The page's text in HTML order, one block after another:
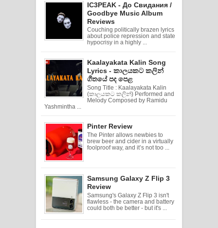
IC3PEAK - До Свидания /
Goodbye Music Album
Reviews
Couching politically brazen lyrics
about police repression and state
hypocrisy in a highly ...
Kaalayakata Kalin Song
Lyrics - කාලයකට කලින්
ගීතයේ පද පෙළ
Song Title : Kaalayakata Kalin
(කාලයකට කලින්) Performed and
Melody Composed by Ramidu
Yashmintha ...
Pinter Review
The Pinter allows newbies to
brew beer and cider in a virtually
foolproof way, and it’s not too ...
Samsung Galaxy Z Flip 3
Review
Samsung's Galaxy Z Flip 3 isn't
flawless - the camera and battery
could both be better - but it's ...